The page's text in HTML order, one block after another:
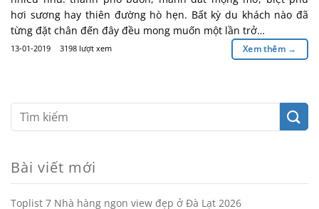
hơi sương hay thiên đường hò hẹn. Bất kỳ du khách nào đã
từng đặt chân đến đây đều mong muốn một lần trở…
13-01-2019 3198 lượt xem Xem thêm →
Bài viết mới
Toplist 7 Nhà hàng ngon view đẹp ở Đà Lạt 2026